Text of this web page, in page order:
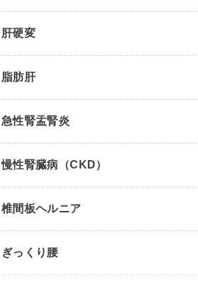
肝硬変
脂肪肝
急性腎盂腎炎
慢性腎臓病（CKD）
椎間板ヘルニア
ぎっくり腰